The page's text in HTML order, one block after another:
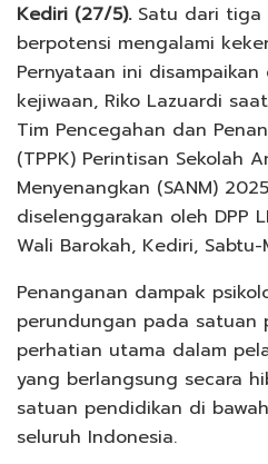
Kediri (27/5).Satu dari tiga
berpotensi mengalami
Pernyataan ini
kejiwaan, Riko Lazuardi
Tim Pencegahan dan
(TPPK) Perintisan Sekolah
Menyenangkan (SANM)
diselenggarakan oleh DPP
Wali Barokah, Kediri,
Penanganan dampak
perundungan pada satuan
perhatian utama dalam
yang berlangsung secara
satuan pendidikan di
seluruh Indonesia.